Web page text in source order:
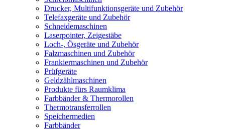
Drucker, Multifunktionsgeräte und Zubehör
Telefaxgeräte und Zubehör
Schneidemaschinen
Laserpointer, Zeigestäbe
Loch-, Ösgeräte und Zubehör
Falzmaschinen und Zubehör
Frankiermaschinen und Zubehör
Prüfgeräte
Geldzählmaschinen
Produkte fürs Raumklima
Farbbänder & Thermorollen
Thermotransferrollen
Speichermedien
Farbbänder